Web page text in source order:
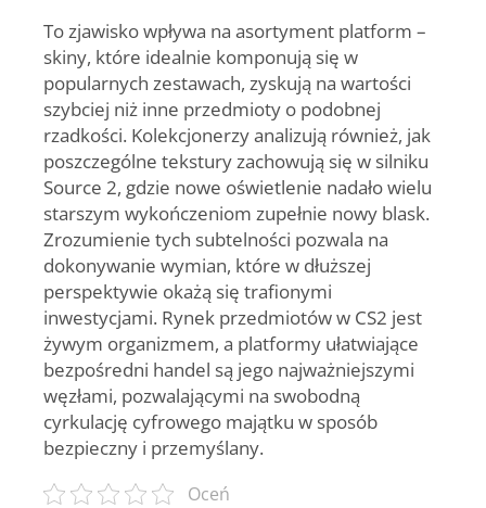
To zjawisko wpływa na asortyment platform –
skiny, które idealnie komponują się w
popularnych zestawach, zyskują na wartości
szybciej niż inne przedmioty o podobnej
rzadkości. Kolekcjonerzy analizują również, jak
poszczególne tekstury zachowują się w silniku
Source 2, gdzie nowe oświetlenie nadało wielu
starszym wykończeniom zupełnie nowy blask.
Zrozumienie tych subtelności pozwala na
dokonywanie wymian, które w dłuższej
perspektywie okażą się trafionymi
inwestycjami. Rynek przedmiotów w CS2 jest
żywym organizmem, a platformy ułatwiające
bezpośredni handel są jego najważniejszymi
węzłami, pozwalającymi na swobodną
cyrkulację cyfrowego majątku w sposób
bezpieczny i przemyślany.
Oceń